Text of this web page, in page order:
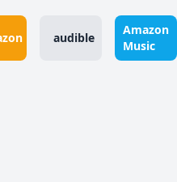
audible
Amazon
Music